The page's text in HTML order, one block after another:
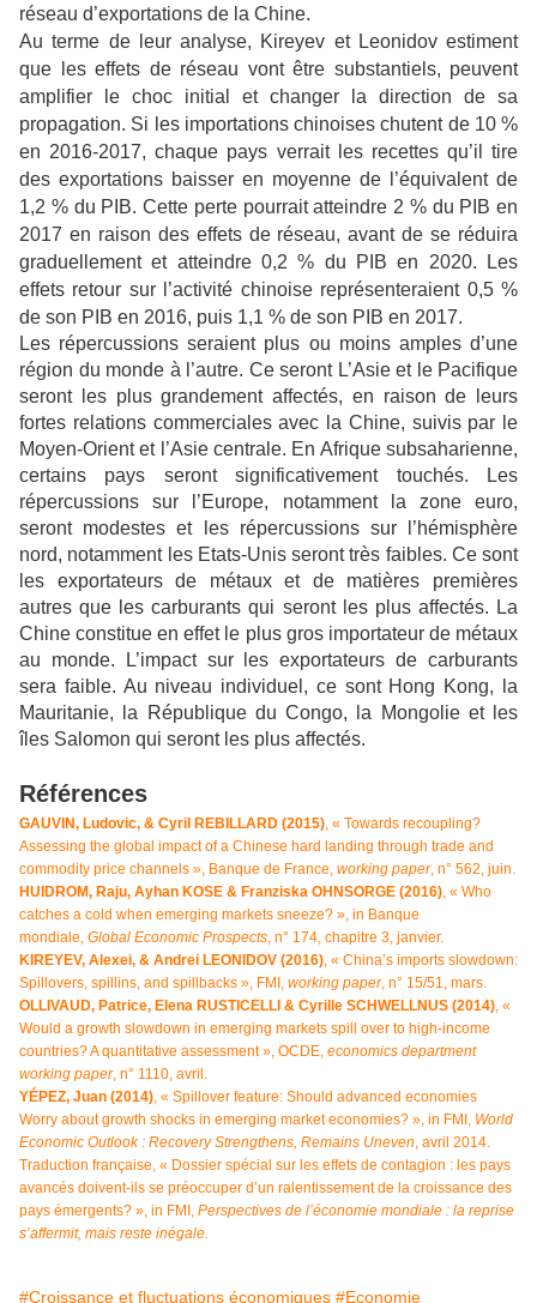
réseau d’exportations de la Chine.
Au terme de leur analyse, Kireyev et Leonidov estiment
que les effets de réseau vont être substantiels, peuvent
amplifier le choc initial et changer la direction de sa
propagation. Si les importations chinoises chutent de 10 %
en 2016-2017, chaque pays verrait les recettes qu’il tire
des exportations baisser en moyenne de l’équivalent de
1,2 % du PIB. Cette perte pourrait atteindre 2 % du PIB en
2017 en raison des effets de réseau, avant de se réduira
graduellement et atteindre 0,2 % du PIB en 2020. Les
effets retour sur l’activité chinoise représenteraient 0,5 %
de son PIB en 2016, puis 1,1 % de son PIB en 2017.
Les répercussions seraient plus ou moins amples d’une
région du monde à l’autre. Ce seront L’Asie et le Pacifique
seront les plus grandement affectés, en raison de leurs
fortes relations commerciales avec la Chine, suivis par le
Moyen-Orient et l’Asie centrale. En Afrique subsaharienne,
certains pays seront significativement touchés. Les
répercussions sur l’Europe, notamment la zone euro,
seront modestes et les répercussions sur l’hémisphère
nord, notamment les Etats-Unis seront très faibles. Ce sont
les exportateurs de métaux et de matières premières
autres que les carburants qui seront les plus affectés. La
Chine constitue en effet le plus gros importateur de métaux
au monde. L’impact sur les exportateurs de carburants
sera faible. Au niveau individuel, ce sont Hong Kong, la
Mauritanie, la République du Congo, la Mongolie et les
îles Salomon qui seront les plus affectés.
Références
GAUVIN, Ludovic, & Cyril REBILLARD (2015), « Towards recoupling?
Assessing the global impact of a Chinese hard landing through trade and
commodity price channels », Banque de France, working paper, n° 562, juin.
HUIDROM, Raju, Ayhan KOSE & Franziska OHNSORGE (2016), « Who
catches a cold when emerging markets sneeze? », in Banque
mondiale, Global Economic Prospects, n° 174, chapitre 3, janvier.
KIREYEV, Alexei, & Andrei LEONIDOV (2016), « China’s imports slowdown:
Spillovers, spillins, and spillbacks », FMI, working paper, n° 15/51, mars.
OLLIVAUD, Patrice, Elena RUSTICELLI & Cyrille SCHWELLNUS (2014), «
Would a growth slowdown in emerging markets spill over to high-income
countries? A quantitative assessment », OCDE, economics department
working paper, n° 1110, avril.
YÉPEZ, Juan (2014), « Spillover feature: Should advanced economies
Worry about growth shocks in emerging market economies? », in FMI, World
Economic Outlook : Recovery Strengthens, Remains Uneven, avril 2014.
Traduction française, « Dossier spécial sur les effets de contagion : les pays
avancés doivent-ils se préoccuper d’un ralentissement de la croissance des
pays émergents? », in FMI, Perspectives de l’économie mondiale : la reprise
s’affermit, mais reste inégale.
#Croissance et fluctuations économiques #Economie